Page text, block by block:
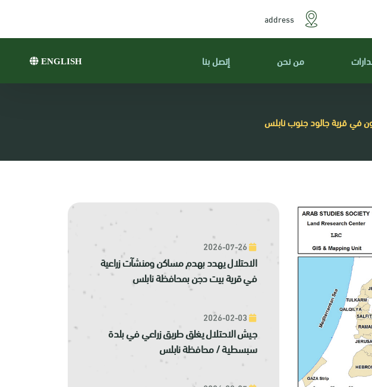
address
من نحن إتصل بنا ENGLISH
الاحتلال يهدد بهدم مساكن ومنشآت زراعية
في قرية بيت دجن بمحافظة نابلس
جيش الاحتلال يغلق طريق زراعي في بلدة
سبسطية / محافظة نابلس